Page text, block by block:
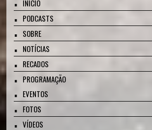
INÍCIO
PODCASTS
SOBRE
NOTÍCIAS
RECADOS
PROGRAMAÇÃO
EVENTOS
FOTOS
VÍDEOS